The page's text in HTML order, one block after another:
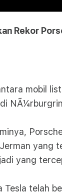
Rekor
mobil
yang
yang
Tesla telah